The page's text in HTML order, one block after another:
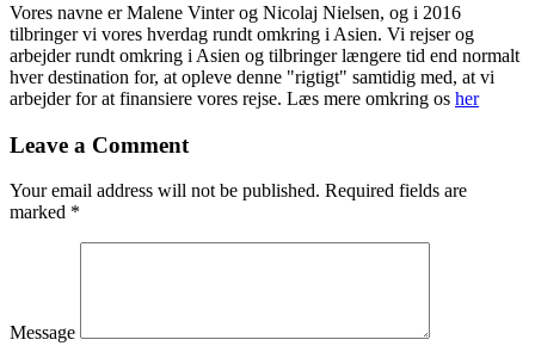
Vores navne er Malene Vinter og Nicolaj Nielsen, og i 2016
tilbringer vi vores hverdag rundt omkring i Asien. Vi rejser og
arbejder rundt omkring i Asien og tilbringer længere tid end normalt
hver destination for, at opleve denne "rigtigt" samtidig med, at vi
arbejder for at finansiere vores rejse. Læs mere omkring os her
Leave a Comment
Your email address will not be published. Required fields are
marked *
Message